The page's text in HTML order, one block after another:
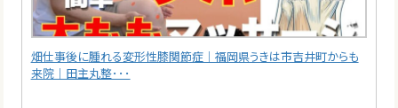
畑仕事後に腫れる変形性膝関節症｜福岡県うきは市吉井町からも
来院｜田主丸整･･･